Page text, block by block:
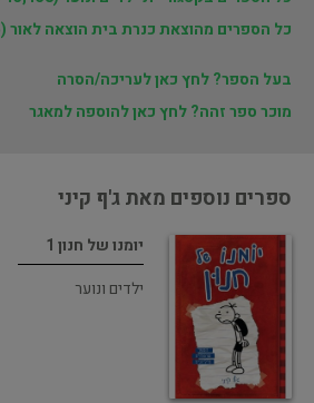
כל הספרים מהוצאת כנרת בית הוצאה לאור (95 כותרים)
בעל הספר? לחץ כאן לעריכה/הסרה
מוכר ספר זהה? לחץ כאן להוספה למאגר
ספרים נוספים מאת ג'ף קיני
יומנו של חנון 1
ילדים ונוער